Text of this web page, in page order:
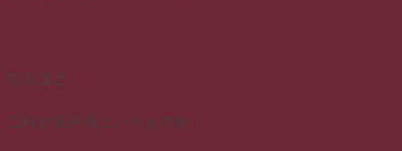
なるほど！
これがお弁当というものか！